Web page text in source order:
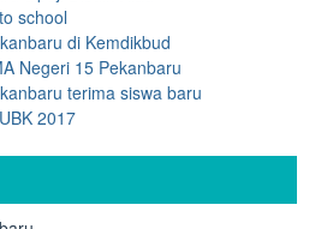
school
di Kemdikbud
Negeri 15 Pekanbaru
terima siswa baru
2017